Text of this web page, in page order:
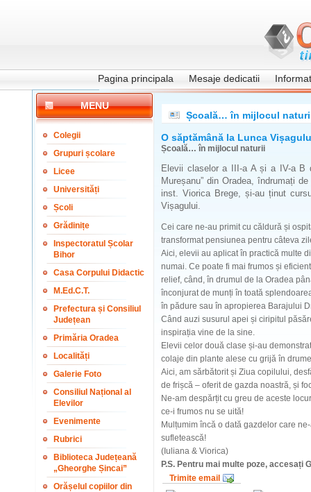
Pagina principala Mesaje dedicatii
MENU
Colegii
Grupuri școlare
Licee
Universități
Școli
Grădinițe
Inspectoratul Școlar
Bihor
Casa Corpului Didactic
M.Ed.C.T.
Prefectura și Consiliul
Județean
Primăria Oradea
Localități
Galerie Foto
Consiliul Național al
Elevilor
Evenimente
Rubrici
Biblioteca Județeană
„Gheorghe Șincai”
Orășelul copiilor din
Școală… în mijlocul
O săptămână la Lunca
Școală… în mijlocul naturii
Elevii claselor a III-a A și a IV-a B
Mureșanu” din Oradea, îndrumați
inst. Viorica Brege, și-au ținut
Vișagului.
Cei care ne-au primit cu căldură și
transformat pensiunea pentru câteva
Aici, elevii au aplicat în practică multe
numai. Ce poate fi mai frumos și
relief, când, în drumul de la Oradea
înconjurat de munți în toată
în pădure sau în apropierea Barajului
Când auzi susurul apei și ciripitul
inspirația vine de la sine.
Elevii celor două clase și-au
colaje din plante alese cu grijă în
Aici, am sărbătorit și Ziua copilului,
de frișcă – oferit de gazda noastră, și
Ne-am despărțit cu greu de aceste
ce-i frumos nu se uită!
Mulțumim încă o dată gazdelor care
sufletească!
(Iuliana & Viorica)
P.S. Pentru mai multe poze,
Trimite email